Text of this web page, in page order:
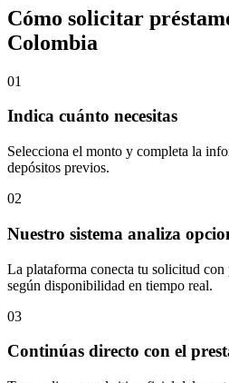
Cómo solicitar
Colombia
01
Indica cuánto necesitas
Selecciona el monto y completa la
depósitos previos.
02
Nuestro sistema analiza
La plataforma conecta tu solicitud con
según disponibilidad en tiempo real.
03
Continúas directo con el